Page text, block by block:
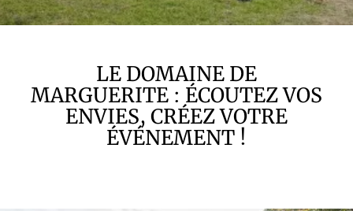
LE DOMAINE DE
MARGUERITE : ÉCOUTEZ VOS
ENVIES, CRÉEZ VOTRE
ÉVÉNEMENT !